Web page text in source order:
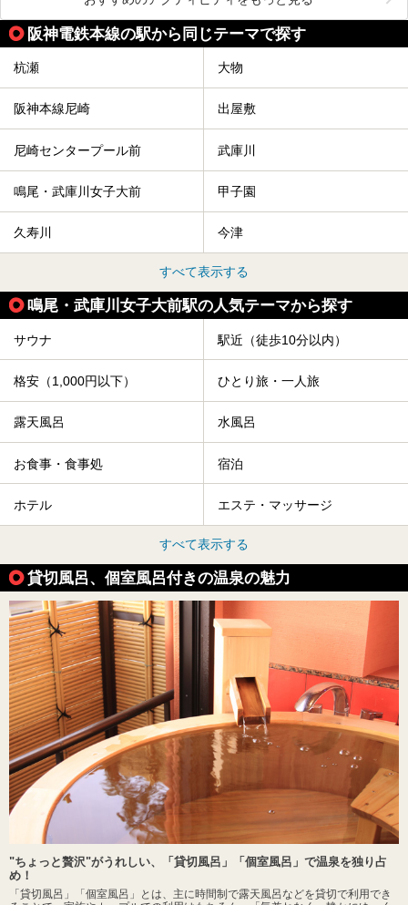
阪神電鉄本線の駅から同じテーマで探す
杭瀬 大物
阪神本線尼崎 出屋敷
尼崎センタープール前 武庫川
鳴尾・武庫川女子大前 甲子園
久寿川 今津
すべて表示する
鳴尾・武庫川女子大前駅の人気テーマから探す
サウナ 駅近（徒歩10分以内）
格安（1,000円以下） ひとり旅・一人旅
露天風呂 水風呂
お食事・食事処 宿泊
ホテル エステ・マッサージ
すべて表示する
貸切風呂、個室風呂付きの温泉の魅力
"ちょっと贅沢"がうれしい、「貸切風呂」「個室風呂」で温泉を独り占
め！
「貸切風呂」「個室風呂」とは、主に時間制で露天風呂などを貸切で利用でき